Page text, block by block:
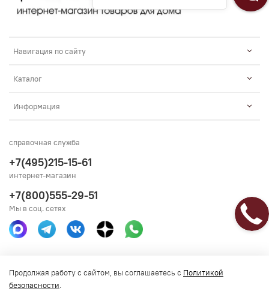
Навигация по сайту
Каталог
Информация
Получить консультацию
справочная служба
+7(495)215-15-61
интернет-магазин
+7(800)555-29-51
Мы в соц. сетях
Продолжая работу с сайтом, вы соглашаетесь с Политикой
безопасности.